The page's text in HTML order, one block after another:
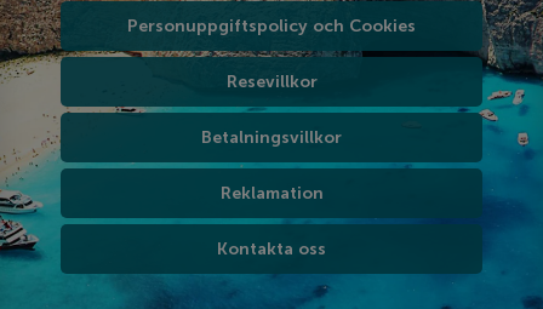
Personuppgiftspolicy och Cookies
Resevillkor
Betalningsvillkor
Reklamation
Kontakta oss